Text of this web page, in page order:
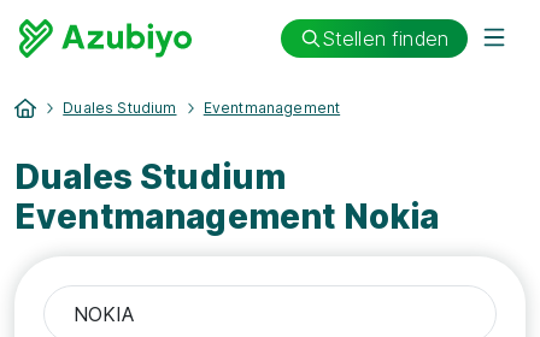
Stellen finden
Duales Studium Eventmanagement
Duales Studium
Eventmanagement Nokia